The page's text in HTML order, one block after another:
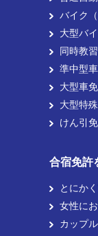
バイク
大型バ
同時教
準中型
大型車
大型特
けん引
合宿免許
とにか
女性に
カップ